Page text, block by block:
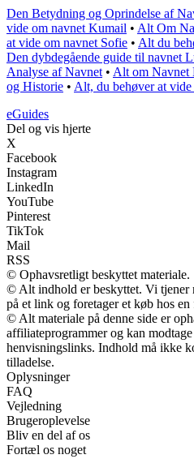
Den Betydning og Oprindelse af
vide om navnet Kumail • Alt Om
at vide om navnet Sofie • Alt du
Den dybdegående guide til navnet
Analyse af Navnet • Alt om Navnet
og Historie • Alt, du behøver at
eGuides
Del og vis hjerte
X
Facebook
Instagram
LinkedIn
YouTube
Pinterest
TikTok
Mail
RSS
© Ophavsretligt beskyttet materiale.
© Alt indhold er beskyttet. Vi tjener
på et link og foretager et køb hos en
© Alt materiale på denne side er
affiliateprogrammer og kan
henvisningslinks. Indhold må ikke
tilladelse.
Oplysninger
FAQ
Vejledning
Brugeroplevelse
Bliv en del af os
Fortæl os noget